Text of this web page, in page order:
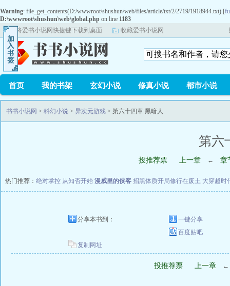
Warning: file_get_contents(D:/wwwroot/shushun/web/files/article/txt/2/2719/1918944.txt) [
D:\wwwroot\shushun\web\global.php on line 1183
将爱书小说网快捷键下载到桌面
收藏爱书小说网
首页 我的书架 玄幻小说 修真小说 都市小说
书书小说网 > 科幻小说 > 异次元游戏 > 第六十四章 黑暗人
第六
投推荐票 上一章 ← 章
热门推荐： 绝对掌控 从知否开始 漫威里的侠客 招黑体质开局修行在废土 大穿越时
分享本书到：
一键分享
百度贴吧
复制网址
投推荐票 上一章 ←